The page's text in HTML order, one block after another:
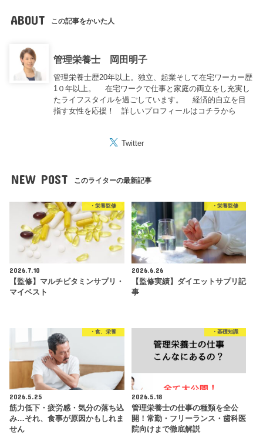
ABOUT この記事をかいた人
管理栄養士 岡田明子
管理栄養士歴20年以上。独立、起業そして在宅ワーカー歴
1０年以上。 在宅ワークで仕事と家庭の両立をし充実し
たライフスタイルを過ごしています。 経済的自立を目
指す女性を応援！詳しいプロフィールはコチラから
Twitter
NEW POST このライターの最新記事
・栄養監修
2026.7.10
【監修】マルチビタミンサプリ・
マイベスト
・栄養監修
2026.6.26
【監修実績】ダイエットサプリ記
事
・食、栄養
2026.5.25
筋力低下・疲労感・気分の落ち込
み…それ、食事が原因かもしれま
せん
・基礎知識
2026.5.18
管理栄養士の仕事の種類を全公
開！常勤・フリーランス・歯科医
院向けまで徹底解説